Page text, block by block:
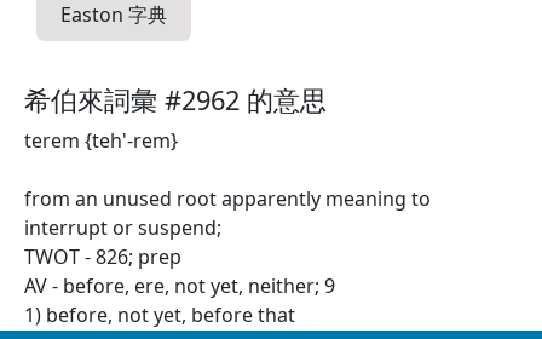
Easton 字典
希伯來詞彙 #2962 的意思
terem {teh'-rem}
from an unused root apparently meaning to
interrupt or suspend;
TWOT - 826; prep
AV - before, ere, not yet, neither; 9
1) before, not yet, before that